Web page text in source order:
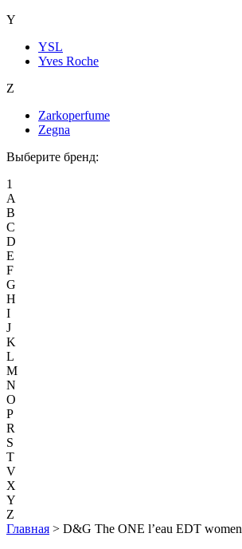
Y
YSL
Yves Roche
Z
Zarkoperfume
Zegna
Выберите бренд:
1
A
B
C
D
E
F
G
H
I
J
K
L
M
N
O
P
R
S
T
V
X
Y
Z
Главная > D&G The ONE l’eau EDT women